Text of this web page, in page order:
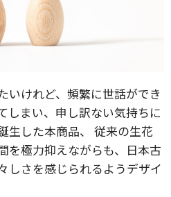
いけれど、頻繁に世話ができ
しまい、申し訳ない気持ちに
生した本商品、 従来の生花
を極力抑えながらも、日本古
しさを感じられるようデザイ